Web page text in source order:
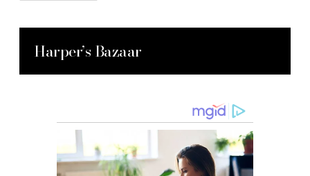
Harper’s Bazaar